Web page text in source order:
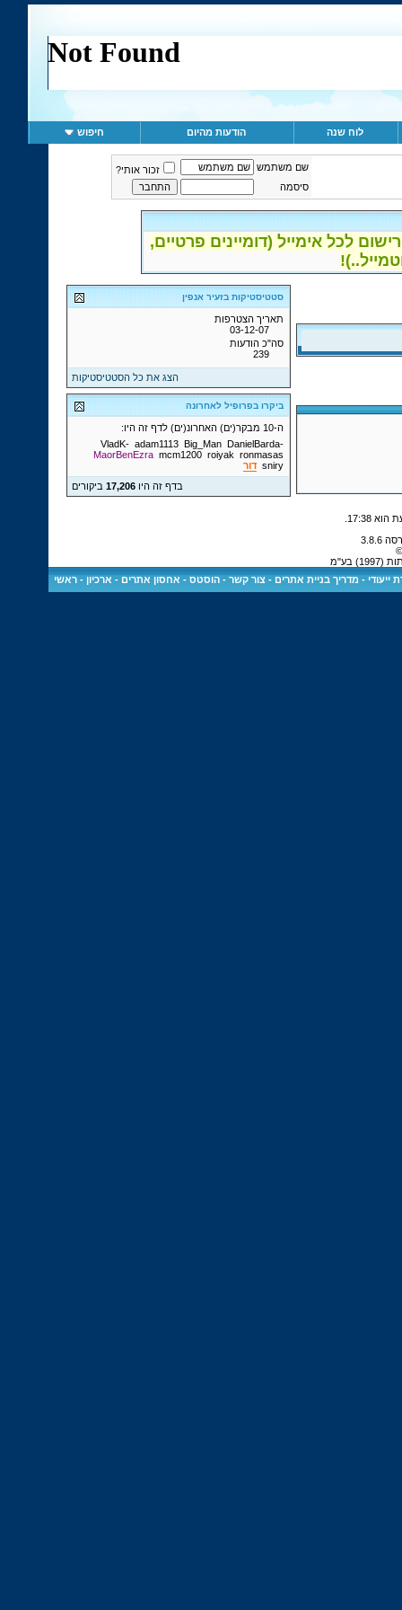
לוח שנה הודעות מהיום חיפוש
שם משתמש
זכור אותי?
סיסמה
לכל אימייל (דומיינים פרטיים,
סטטיסטיקות בזעיר אנפין
תאריך הצטרפות
03-12-07
סה"כ הודעות
239
הצג את כל הסטטיסטיקות
ביקרו בפרופיל לאחרונה
ה-10 מבקר(ים) האחרונ(ים) לדף זה היו:
-VladK-
adam1113 Big_Man DanielBarda
MaorBenEzra mcm1200 roiyak ronmasas
sniry דור
בדף זה היו17,206 ביקורים
17:38
בע"מ
ייעודי -מדריך בניית אתרים -צור קשר -הוסטס - אחסון אתרים - ארכיון -ראשי